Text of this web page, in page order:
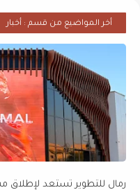
أخر المواضيع من قسم : أخبار
رمال للتطوير تستعد لإطلاق